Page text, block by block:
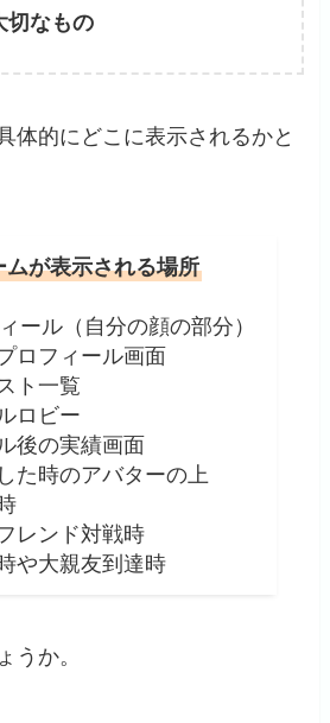
切なもの
体的にどこに表示されるかと
ムが表示される場所
ル（自分の顔の部分）
ロフィール画面
ト一覧
ロビー
後の実績画面
た時のアバターの上
レンド対戦時
や大親友到達時
うか。